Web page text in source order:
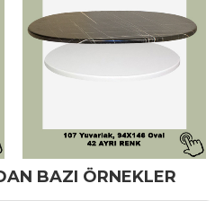
BAZI ÖRNEKLER